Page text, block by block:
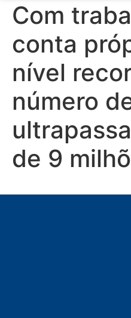
Com
conta
nível
número
de 9